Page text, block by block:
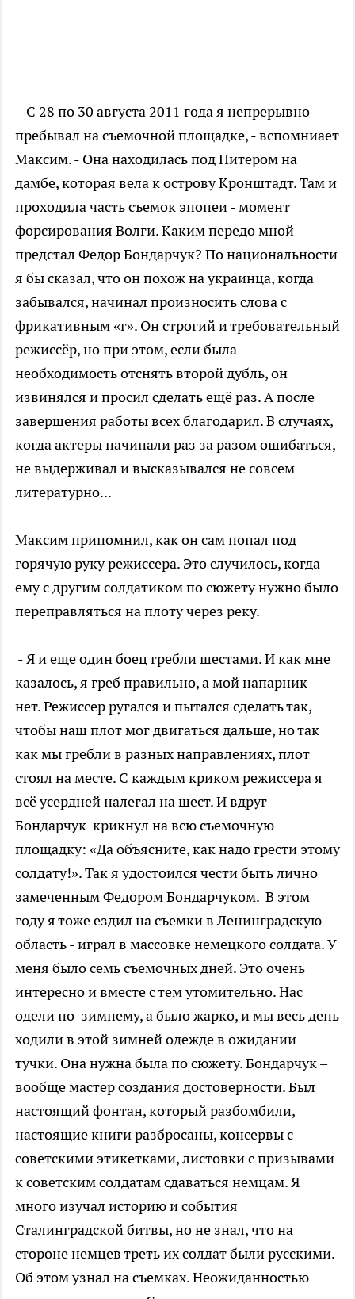
- С 28 по 30 августа 2011 года я непрерывно
пребывал на съемочной площадке, - вспомниает
Максим. - Она находилась под Питером на
дамбе, которая вела к острову Кронштадт. Там и
проходила часть съемок эпопеи - момент
форсирования Волги. Каким передо мной
предстал Федор Бондарчук? По национальности
я бы сказал, что он похож на украинца, когда
забывался, начинал произносить слова с
фрикативным «г». Он строгий и требовательный
режиссёр, но при этом, если была
необходимость отснять второй дубль, он
извинялся и просил сделать ещё раз. А после
завершения работы всех благодарил. В случаях,
когда актеры начинали раз за разом ошибаться,
не выдерживал и высказывался не совсем
литературно...
Максим припомнил, как он сам попал под
горячую руку режиссера. Это случилось, когда
ему с другим солдатиком по сюжету нужно было
переправляться на плоту через реку.
- Я и еще один боец гребли шестами. И как мне
казалось, я греб правильно, а мой напарник -
нет. Режиссер ругался и пытался сделать так,
чтобы наш плот мог двигаться дальше, но так
как мы гребли в разных направлениях, плот
стоял на месте. С каждым криком режиссера я
всё усердней налегал на шест. И вдруг
Бондарчук крикнул на всю съемочную
площадку: «Да объясните, как надо грести этому
солдату!». Так я удостоился чести быть лично
замеченным Федором Бондарчуком. В этом
году я тоже ездил на съемки в Ленинградскую
область - играл в массовке немецкого солдата. У
меня было семь съемочных дней. Это очень
интересно и вместе с тем утомительно. Нас
одели по-зимнему, а было жарко, и мы весь день
ходили в этой зимней одежде в ожидании
тучки. Она нужна была по сюжету. Бондарчук –
вообще мастер создания достоверности. Был
настоящий фонтан, который разбомбили,
настоящие книги разбросаны, консервы с
советскими этикетками, листовки с призывами
к советским солдатам сдаваться немцам. Я
много изучал историю и события
Сталинградской битвы, но не знал, что на
стороне немцев треть их солдат были русскими.
Об этом узнал на съемках. Неожиданностью